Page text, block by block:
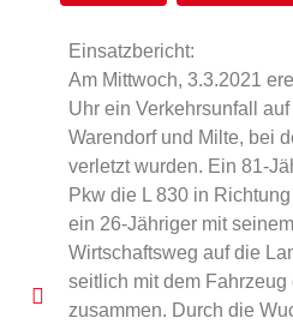
Einsatzbericht:
Am Mittwoch, 3.3.2021
Uhr ein Verkehrsunfall
Warendorf und Milte, bei
verletzt wurden. Ein 81-
Pkw die L 830 in
ein 26-Jähriger mit
Wirtschaftsweg auf die
seitlich mit dem Fahrzeug
zusammen. Durch die